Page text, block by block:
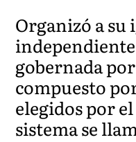
Organizó a su
gobernada
compuesto
elegidos por
sistema se